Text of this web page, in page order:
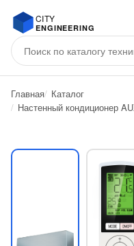
CITY
ENGINEERING
Главная Каталог
Настенный кондиционер